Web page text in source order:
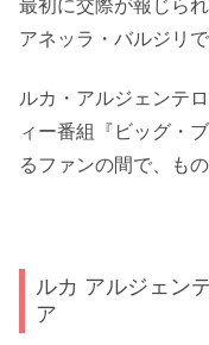
最初に交際が報じら
アネッラ・バルジリで
ルカ・アルジェンテ
ィー番組『ビッグ・
るファンの間で、も
ルカ アルジェン
ア